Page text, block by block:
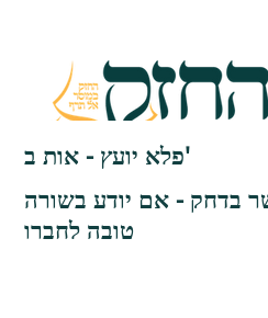
פלא יועץ - אות ב'
בדחק - אם יודע בשורה
טובה לחברו